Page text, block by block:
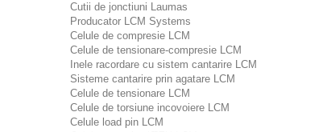
Cutii de jonctiuni Laumas
Producator LCM Systems
Celule de compresie LCM
Celule de tensionare-compresie LCM
Inele racordare cu sistem cantarire LCM
Sisteme cantarire prin agatare LCM
Celule de tensionare LCM
Celule de torsiune incovoiere LCM
Celule load pin LCM